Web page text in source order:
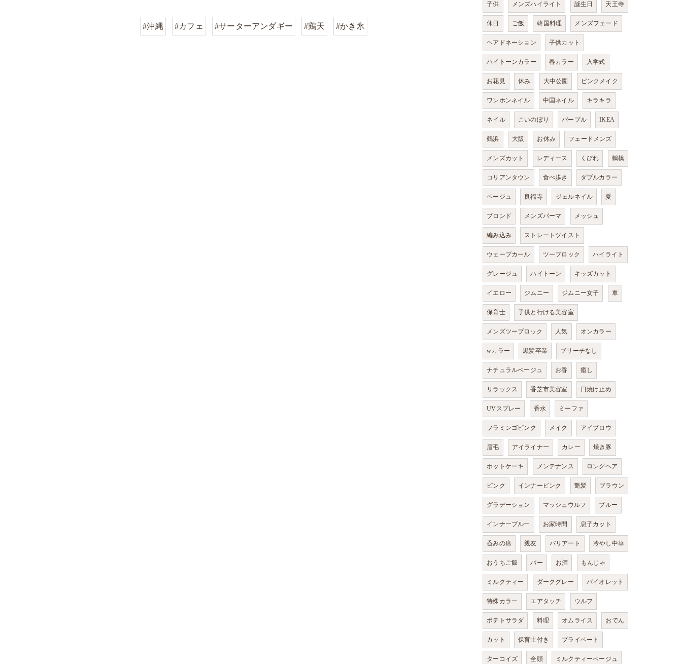
#沖縄 #カフェ #サーターアンダギー #鶏天 #かき氷
子供 メンズハイライト 誕生日 天王寺
休日 ご飯 韓国料理 メンズフェード
ヘアドネーション 子供カット
ハイトーンカラー 春カラー 入学式
お花見 休み 大中公園 ピンクメイク
ワンホンネイル 中国ネイル キラキラ
ネイル こいのぼり パープル IKEA
鶴浜 大阪 お休み フェードメンズ
メンズカット レディース くびれ 鶴橋
コリアンタウン 食べ歩き ダブルカラー
ベージュ 良福寺 ジェルネイル 夏
ブロンド メンズパーマ メッシュ
編み込み ストレートツイスト
ウェーブカール ツーブロック ハイライト
グレージュ ハイトーン キッズカット
イエロー ジムニー ジムニー女子 車
保育士 子供と行ける美容室
メンズツーブロック 人気 オンカラー
wカラー 黒髪卒業 ブリーチなし
ナチュラルベージュ お香 癒し
リラックス 香芝市美容室 日焼け止め
UVスプレー 香水 ミーファ
フラミンゴピンク メイク アイブロウ
眉毛 アイライナー カレー 焼き豚
ホットケーキ メンテナンス ロングヘア
ピンク インナーピンク 艶髪 ブラウン
グラデーション マッシュウルフ ブルー
インナーブルー お家時間 息子カット
呑みの席 親友 バリアート 冷やし中華
おうちご飯 バー お酒 もんじゃ
ミルクティー ダークグレー バイオレット
特殊カラー エアタッチ ウルフ
ポテトサラダ 料理 オムライス おでん
カット 保育士付き プライベート
ターコイズ 全頭 ミルクティーベージュ